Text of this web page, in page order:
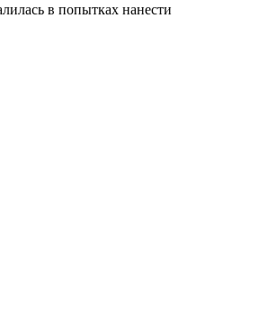
в попытках нанести